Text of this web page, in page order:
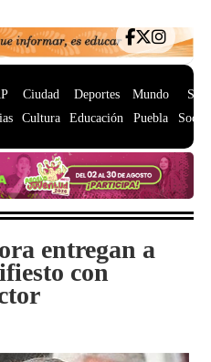
Ciudad
Cultura
Deportes
Educación
Mundo
Puebla
entregan a
con